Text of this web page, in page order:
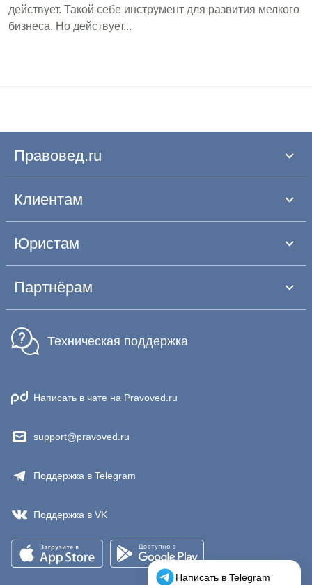
действует. Такой себе инструмент для развития мелкого
бизнеса. Но действует...
Правовед.ru
Клиентам
Юристам
Партнёрам
Техническая поддержка
Написать в чате на Pravoved.ru
support@pravoved.ru
Поддержка в Telegram
Поддержка в VK